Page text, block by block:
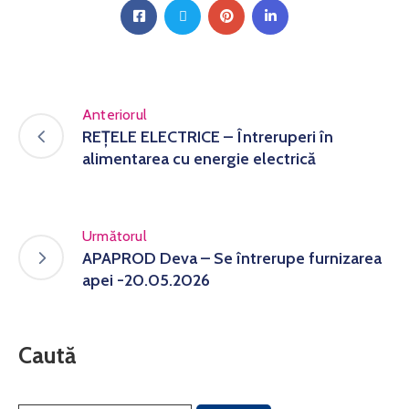
Anteriorul
REȚELE ELECTRICE – Întreruperi în
alimentarea cu energie electrică
Următorul
APAPROD Deva – Se întrerupe furnizarea
apei -20.05.2026
Caută